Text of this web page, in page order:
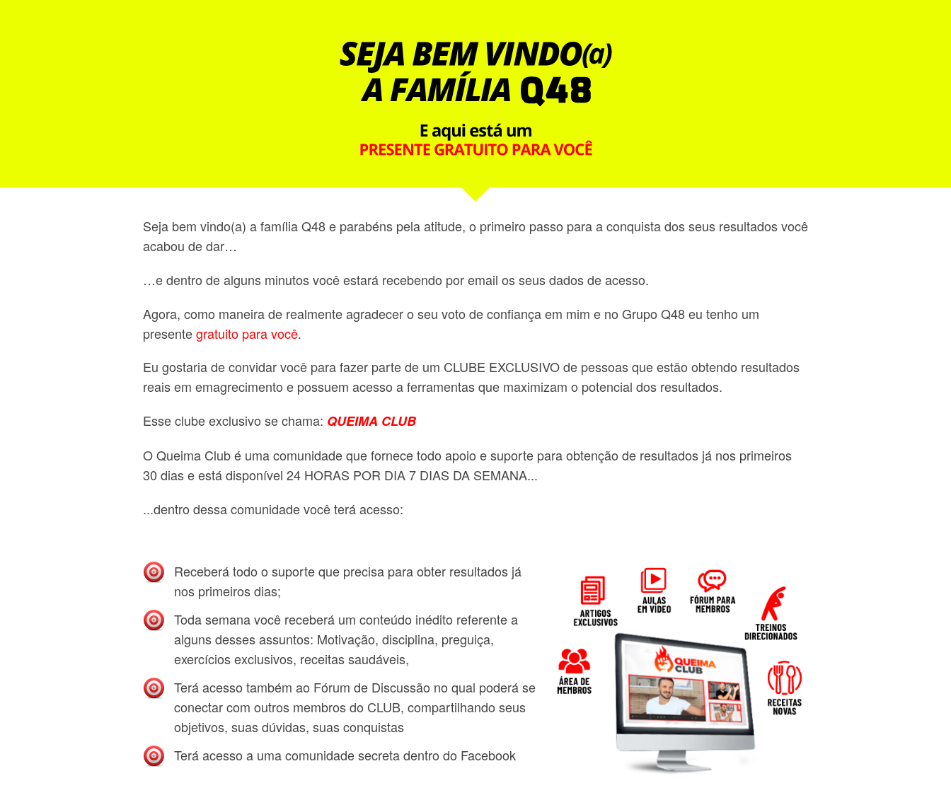
Seja bem vindo(a) a família Q48 e parabéns pela atitude, o primeiro passo para a conquista dos seus resultados você
acabou de dar…
…e dentro de alguns minutos você estará recebendo por email os seus dados de acesso.
Agora, como maneira de realmente agradecer o seu voto de confiança em mim e no Grupo Q48 eu tenho um
presentegratuito para você.
Eu gostaria de convidar você para fazer parte de um CLUBE EXCLUSIVO de pessoas que estão obtendo resultados
reais em emagrecimento e possuem acesso a ferramentas que maximizam o potencial dos resultados.
Esse clube exclusivo se chama: QUEIMA CLUB
O Queima Club é uma comunidade que fornece todo apoio e suporte para obtenção de resultados já nos primeiros
30 dias e está disponível 24 HORAS POR DIA 7 DIAS DA SEMANA...
...dentro dessa comunidade você terá acesso:
Receberá todo o suporte que precisa para obter resultados já
nos primeiros dias;
Toda semana você receberá um conteúdo inédito referente a
alguns desses assuntos: Motivação, disciplina, preguiça,
exercícios exclusivos, receitas saudáveis,
Terá acesso também ao Fórum de Discussão no qual poderá se
conectar com outros membros do CLUB, compartilhando seus
objetivos, suas dúvidas, suas conquistas
Terá acesso a uma comunidade secreta dentro do Facebook